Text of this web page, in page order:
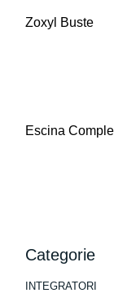
Zoxyl Buste
Escina
Categorie
INTEGRATORI